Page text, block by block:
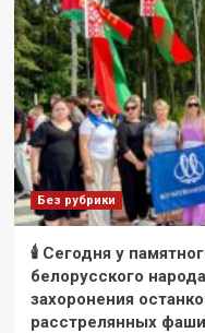
Без рубрики
🕯 Сегодня у
белорусского
захоронения
расстрелянных